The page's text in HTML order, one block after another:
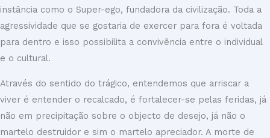
instância como o Super-ego, fundadora da civilização. Toda a
agressividade que se gostaria de exercer para fora é voltada
para dentro e isso possibilita a convivência entre o individual
e o cultural.
Através do sentido do trágico, entendemos que arriscar a
viver é entender o recalcado, é fortalecer-se pelas feridas, já
não em precipitação sobre o objecto de desejo, já não o
martelo destruidor e sim o martelo apreciador. A morte de